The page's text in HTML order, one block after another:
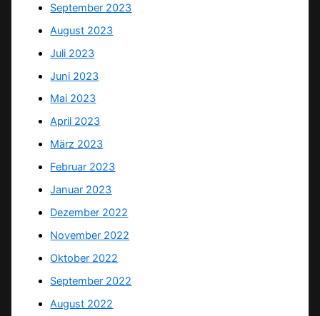
September 2023
August 2023
Juli 2023
Juni 2023
Mai 2023
April 2023
März 2023
Februar 2023
Januar 2023
Dezember 2022
November 2022
Oktober 2022
September 2022
August 2022